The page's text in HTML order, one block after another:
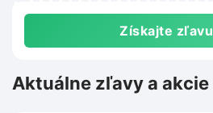
Získajte zľavu
Aktuálne zľavy a akcie